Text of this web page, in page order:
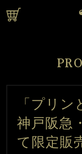
「プリ
神戸阪急
て限定販